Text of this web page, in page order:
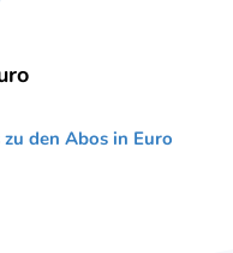
zu den Abos in Euro